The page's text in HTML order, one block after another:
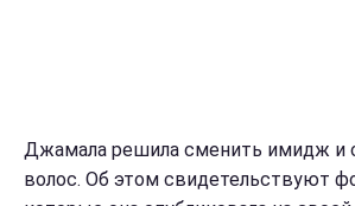
Джамала решила сменить имидж и
волос. Об этом свидетельствуют